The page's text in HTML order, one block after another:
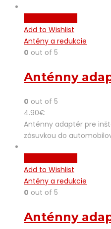
Add to Wishlist
Antény a redukcie
0 out of 5
Anténny
0 out of 5
4.90€
Anténny adaptér pre
zásuvkou do
Add to Wishlist
Antény a redukcie
0 out of 5
Anténny